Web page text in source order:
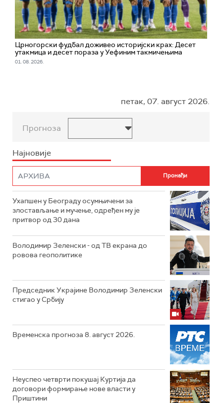
Црногорски фудбал доживео историјски крах: Десет
утакмица и десет пораза у Уефиним такмичењима
01. 08. 2026.
петак, 07. август 2026.
Прогноза
Најновије
Ухапшен у Београду осумњичени за
злостављање и мучење, одређен му је
притвор од 30 дана
Володимир Зеленски - од ТВ екрана до
ровова геополитике
Председник Украјине Володимир Зеленски
стигао у Србију
Временска прогноза 8. август 2026.
Неуспео четврти покушај Куртија да
договори формирање нове власти у
Приштини